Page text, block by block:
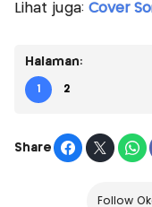
Lihat juga: Cover
Halaman:
1 2
Share
Follow